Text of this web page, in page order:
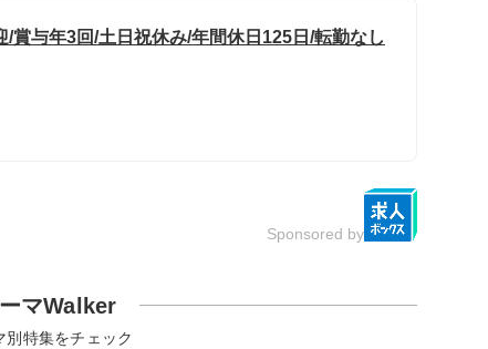
賞与年3回/土日祝休み/年間休日125日/転勤なし
Sponsored by
マWalker
別特集をチェック